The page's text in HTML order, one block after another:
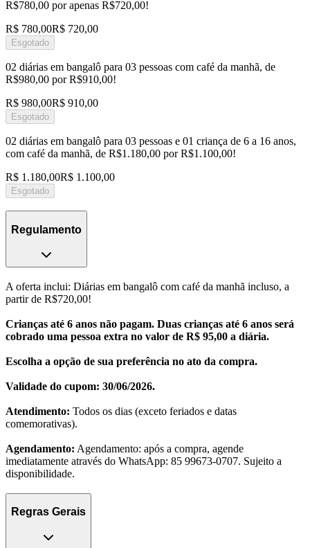
R$780,00 por apenas R$720,00!
R$ 780,00R$ 720,00
Esgotado
02 diárias em bangalô para 03 pessoas com café da manhã, de
R$980,00 por R$910,00!
R$ 980,00R$ 910,00
Esgotado
02 diárias em bangalô para 03 pessoas e 01 criança de 6 a 16 anos,
com café da manhã, de R$1.180,00 por R$1.100,00!
R$ 1.180,00R$ 1.100,00
Esgotado
Regulamento
A oferta inclui: Diárias em bangalô com café da manhã incluso, a
partir de R$720,00!
Crianças até 6 anos não pagam. Duas crianças até 6 anos será
cobrado uma pessoa extra no valor de R$ 95,00 a diária.
Escolha a opção de sua preferência no ato da compra.
Validade do cupom: 30/06/2026.
Atendimento: Todos os dias (exceto feriados e datas
comemorativas).
Agendamento: Agendamento: após a compra, agende
imediatamente através do WhatsApp: 85 99673-0707. Sujeito a
disponibilidade.
Regras Gerais